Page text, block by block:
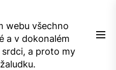
webu všechno
a v dokonalém
a proto my